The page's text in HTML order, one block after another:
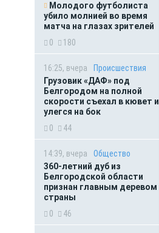
Молодого футболиста
убило молнией во время
матча на глазах зрителей
0
180
16:25, вчера
Происшествия
Грузовик «ДАФ» под
Белгородом на полной
скорости съехал в кювет и
улегся на бок
0
44
14:39, вчера
Общество
360-летний дуб из
Белгородской области
признан главным деревом
страны
0
46